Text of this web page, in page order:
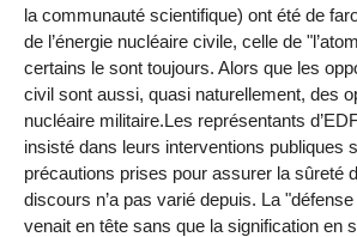
la communauté scientifique) ont été de
de l’énergie nucléaire civile, celle de
certains le sont toujours. Alors que les
civil sont aussi, quasi naturellement, des
nucléaire militaire.Les représentants
insisté dans leurs interventions publiques
précautions prises pour assurer la sûreté
discours n’a pas varié depuis. La
venait en tête sans que la signification en